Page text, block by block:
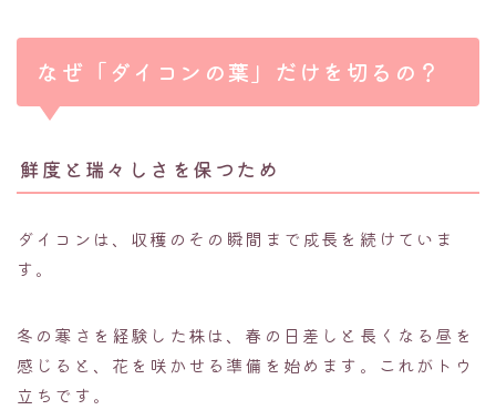
なぜ「ダイコンの葉」だけを切るの？
鮮度と瑞々しさを保つため
ダイコンは、収穫のその瞬間まで成長を続けていま
す。
冬の寒さを経験した株は、春の日差しと長くなる昼を
感じると、花を咲かせる準備を始めます。これがトウ
立ちです。